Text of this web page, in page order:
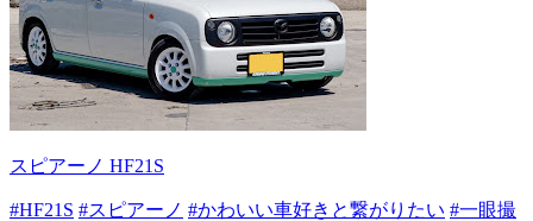
スピアーノ HF21S
#HF21S #スピアーノ #かわいい車好きと繋がりたい #一眼撮